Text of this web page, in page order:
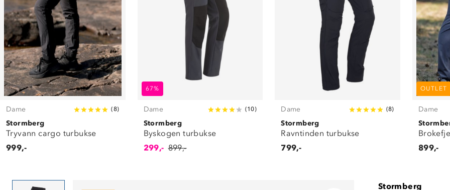
Dame (8)
Stormberg
Tryvann cargo turbukse
999,-
67%
Dame (10)
Stormberg
Byskogen turbukse
299,- 899,-
Dame (8)
Stormberg
Ravntinden turbukse
799,-
OUTLET
Dame
899,-
Stormberg